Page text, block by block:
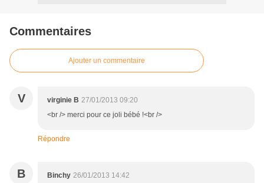
Commentaires
Ajouter un commentaire
V virginie B 27/01/2013 09:20
<br /> merci pour ce joli bébé !<br />
Répondre
B Binchy 26/01/2013 14:42